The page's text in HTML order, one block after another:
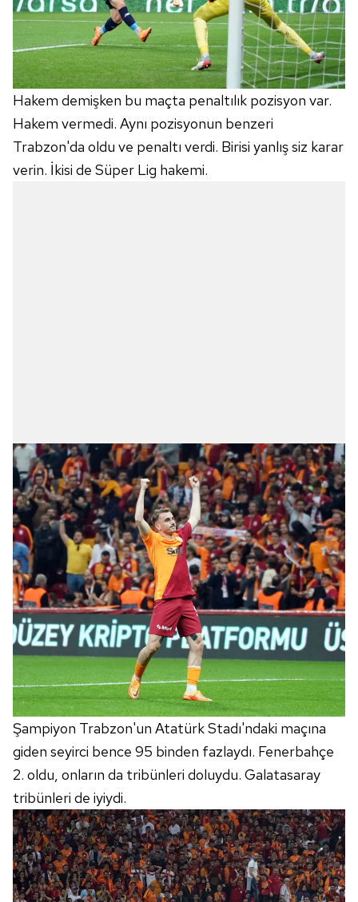
Hakem demişken bu maçta penaltılık pozisyon var.
Hakem vermedi. Aynı pozisyonun benzeri
Trabzon'da oldu ve penaltı verdi. Birisi yanlış siz karar
verin. İkisi de Süper Lig hakemi.
Şampiyon Trabzon'un Atatürk Stadı'ndaki maçına
giden seyirci bence 95 binden fazlaydı. Fenerbahçe
2. oldu, onların da tribünleri doluydu. Galatasaray
tribünleri de iyiydi.